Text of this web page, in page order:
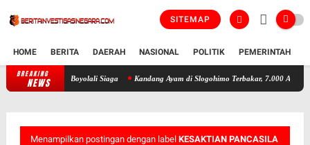
SITEMAP
HOME BERITA DAERAH NASIONAL POLITIK PEMERINTAH
BREAKING
NEWS 700 Warga Ramaikan Sedekah Waduk Cengklik, Polres Boyolali Siaga
Menampilkan postingan dengan label KESAKTIAN PANCASILA